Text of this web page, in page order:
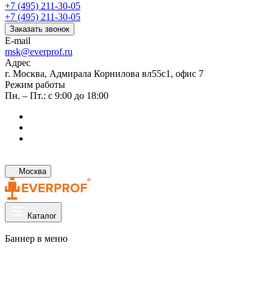
+7 (495) 211-30-05
+7 (495) 211-30-05
Заказать звонок
E-mail
msk@everprof.ru
Адрес
г. Москва, Адмирала Корнилова вл55с1, офис 7
Режим работы
Пн. – Пт.: с 9:00 до 18:00
Москва
Каталог
Баннер в меню